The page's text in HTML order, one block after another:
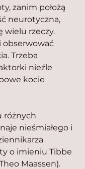
zanim położą
neurotyczna,
wielu rzeczy.
obserwować
Trzeba
nieźle
kocie
różnych
nieśmiałego i
o imieniu Tibbe
Maassen).